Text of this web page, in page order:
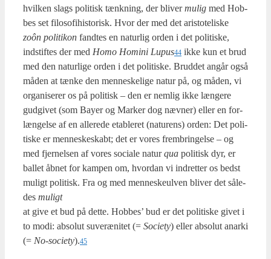
hvil­ken slags poli­tisk tænk­ning, der bli­vermulig med Hob­
bes set filo­so­fi­hi­sto­risk. Hvor der med det ari­sto­te­li­ske
zoôn poli­ti­kon fand­tes en natur­lig orden i det poli­ti­ske,
indstif­tes der med Homo Homi­ni Lupus44 ikke kun et brud
med den natur­li­ge orden i det poli­ti­ske. Brud­det angår også
måden at tæn­ke den men­ne­ske­li­ge natur på, og måden, vi
orga­ni­se­rer os på poli­tisk – den er nem­lig ikke læn­ge­re
gud­gi­vet (som Bay­er og Mar­ker dog næv­ner) eller en for­
læn­gel­se af en alle­re­de etab­le­ret (natu­rens) orden: Det poli­
ti­ske er men­ne­ske­skabt; det er vores frem­brin­gel­se – og
med fjer­nel­sen af vores soci­a­le naturqua poli­tisk dyr, er
bal­let åbnet for kam­pen om, hvor­dan vi ind­ret­ter os bedst
muligt poli­tisk. Fra og med men­ne­skeul­ven bli­ver det såle­
des muligt
at give et bud på det­te. Hob­bes’ bud er det poli­ti­ske givet i
to modi: abso­lut suveræ­ni­tet (= Socie­ty) eller abso­lut anar­ki
(= No-socie­ty).45